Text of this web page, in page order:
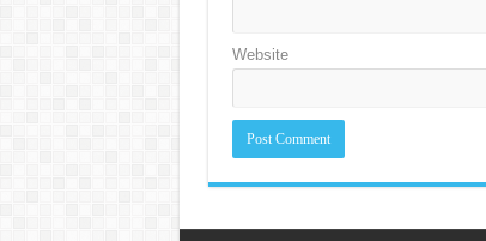
Website